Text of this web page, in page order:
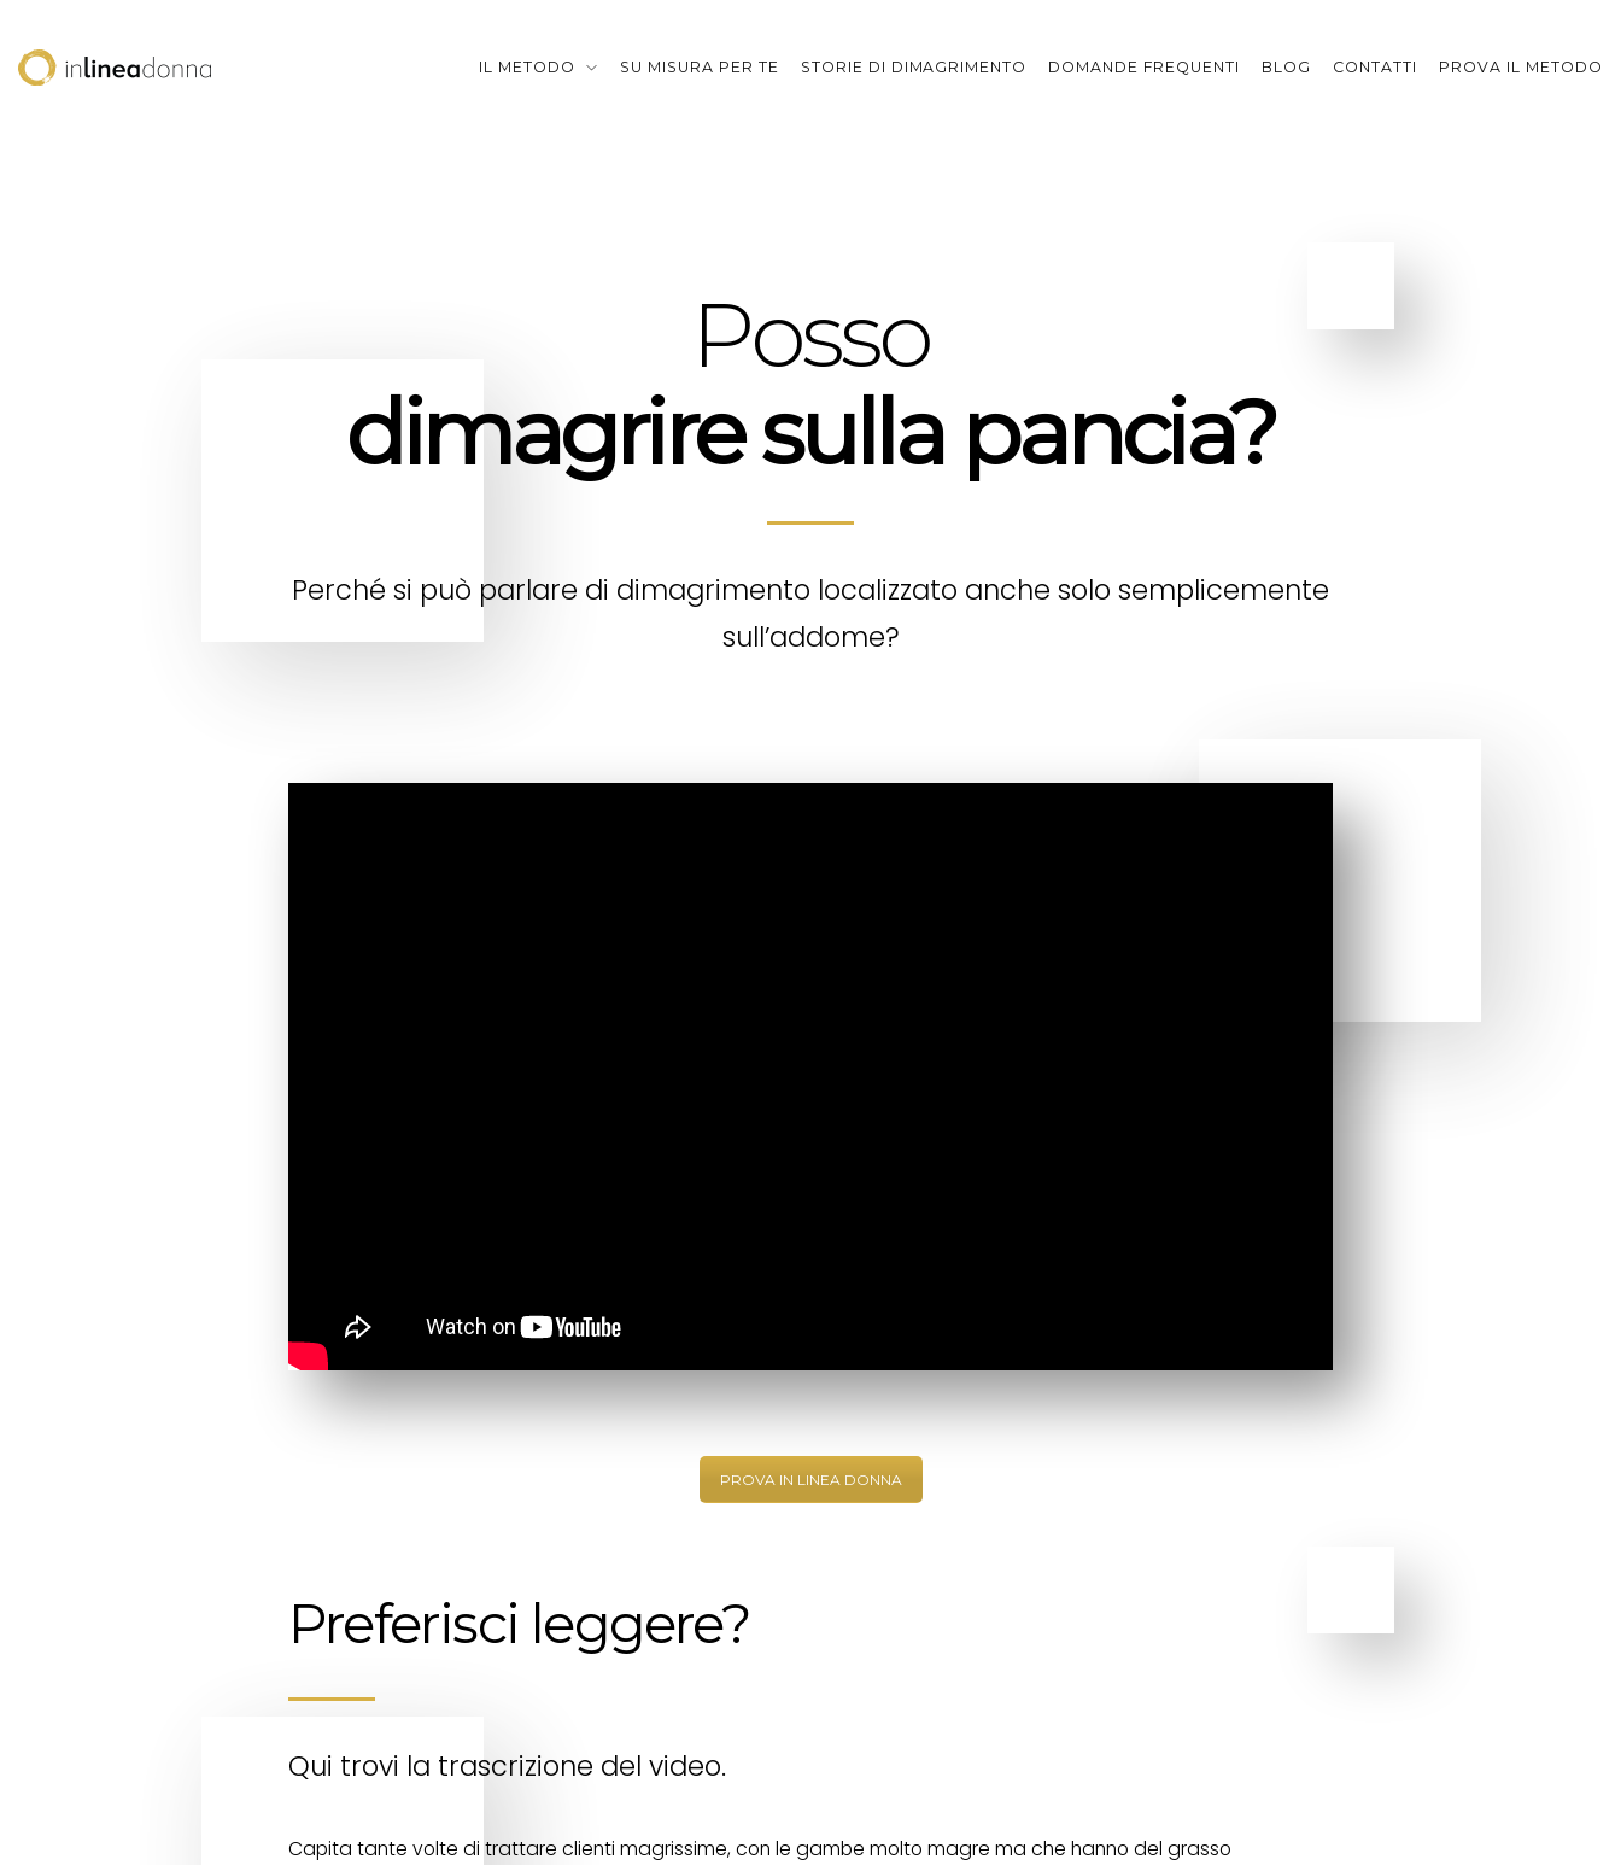
IL METODO SU MISURA PER TE STORIE DI DIMAGRIMENTO DOMANDE FREQUENTI BLOG CONTATTI PROVA IL METODO
Posso
dimagrire sulla pancia?
Perché si può parlare di dimagrimento localizzato anche solo semplicemente
sull’addome?
PROVA IN LINEA DONNA
Preferisci leggere?
Qui trovi la trascrizione del video.
Capita tante volte di trattare clienti magrissime, con le gambe molto magre ma che hanno del grasso